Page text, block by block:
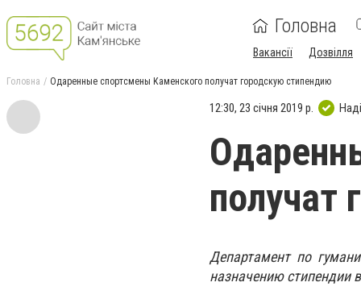
Головна
Вакансії Дозвілля
Головна Одаренные спортсмены Каменского получат городскую стипендию
12:30, 23 січня 2019 р.
получат
Департамент по
назначению стипендии